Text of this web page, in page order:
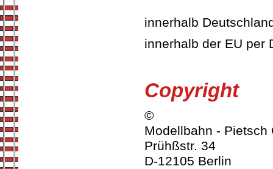
innerhalb
innerhalb der EU per
Copyright
©
Modellbahn - Pietsch
Prühßstr. 34
D-12105 Berlin